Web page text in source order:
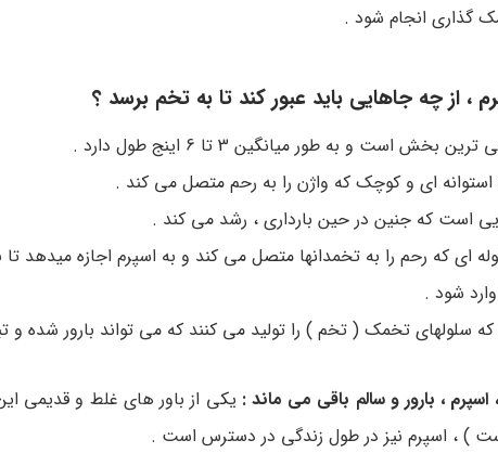
گذاری انجام شود .
، از چه جاهایی باید عبور کند تا به تخم برسد ؟
بخش است و به طور میانگین 3 تا 6 اینج طول دارد .
استوانه ای و کوچک که واژن را به رحم متصل می کند .
است که جنین در حین بارداری ، رشد می کند .
لوله ای که رحم را به تخمدانها متصل می کند و به اسپرم اجازه
شود .
یکی از باور های غلط و قدیمی
) ، اسپرم نیز در طول زندگی در دسترس است .